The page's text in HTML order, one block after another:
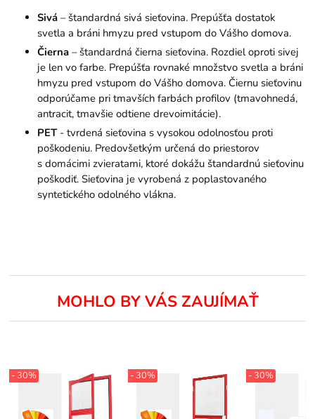
Sivá – štandardná sivá sieťovina. Prepúšťa dostatok
svetla a bráni hmyzu pred vstupom do Vášho domova.
Čierna – štandardná čierna sieťovina. Rozdiel oproti sivej
je len vo farbe. Prepúšťa rovnaké množstvo svetla a bráni
hmyzu pred vstupom do Vášho domova. Čiernu sieťovinu
odporúčame pri tmavších farbách profilov (tmavohnedá,
antracit, tmavšie odtiene drevoimitácie).
PET- tvrdená sieťovina s vysokou odolnosťou proti
poškodeniu. Predovšetkým určená do priestorov
s domácimi zvieratami, ktoré dokážu štandardnú sieťovinu
poškodiť. Sieťovina je vyrobená z poplastovaného
syntetického odolného vlákna.
MOHLO BY VÁS ZAUJÍMAŤ
- 30% - 30% - 30%